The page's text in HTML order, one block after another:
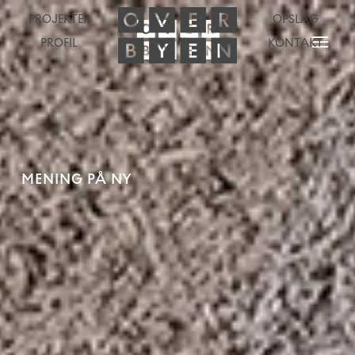
PROJEKTER
PROFIL
OPSLAG
KONTAKT
MENING PÅ NY